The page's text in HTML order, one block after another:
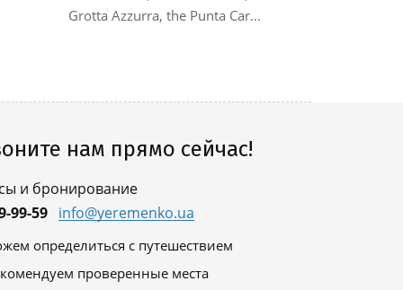
Grotta Azzurra, the Punta Car...
нам прямо сейчас!
и бронирование
99-59 info@yeremenko.ua
определиться с путешествием
проверенные места